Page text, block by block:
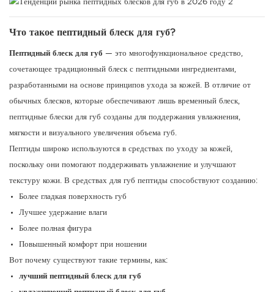
Что такое пептидный блеск для губ?
Пептидный блеск для губ — это многофункциональное средство,
сочетающее традиционный блеск с пептидными ингредиентами,
разработанными на основе принципов ухода за кожей. В отличие от
обычных блесков, которые обеспечивают лишь временный блеск,
пептидные блески для губ созданы для поддержания увлажнения,
мягкости и визуального увеличения объема губ.
Пептиды широко используются в средствах по уходу за кожей,
поскольку они помогают поддерживать увлажнение и улучшают
текстуру кожи. В средствах для губ пептиды способствуют созданию:
Более гладкая поверхность губ
Лучшее удержание влаги
Более полная фигура
Повышенный комфорт при ношении
Вот почему существуют такие термины, как:
лучший пептидный блеск для губ